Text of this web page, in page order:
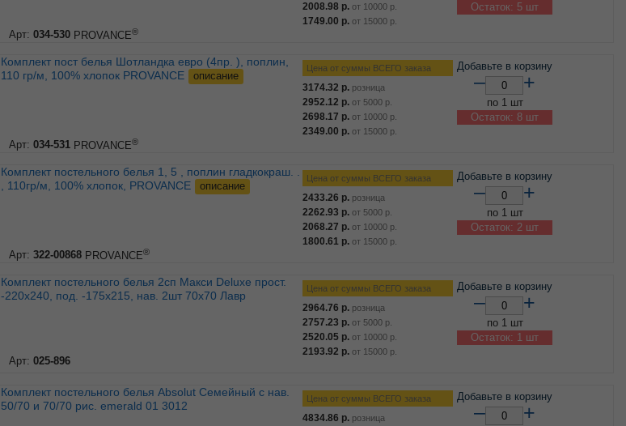
Арт: 034-530 PROVANCE®
2008.98 р. от 10000 р.
1749.00 р. от 15000 р.
Остаток: 5 шт
Комплект пост белья Шотландка евро (4пр. ), поплин,
110 гр/м, 100% хлопок PROVANCE
описание
Арт: 034-531 PROVANCE®
Цена от суммы ВСЕГО заказа
3174.32 р. розница
2952.12 р. от 5000 р.
2698.17 р. от 10000 р.
2349.00 р. от 15000 р.
Добавьте в корзину
– +
по 1 шт
Остаток: 8 шт
Комплект постельного белья 1, 5 , поплин гладкокраш. .
, 110гр/м, 100% хлопок, PROVANCE
описание
Арт: 322-00868 PROVANCE®
Цена от суммы ВСЕГО заказа
2433.26 р. розница
2262.93 р. от 5000 р.
2068.27 р. от 10000 р.
1800.61 р. от 15000 р.
Добавьте в корзину
– +
по 1 шт
Остаток: 2 шт
Комплект постельного белья 2сп Макси Deluxe прост.
-220х240, под. -175х215, нав. 2шт 70х70 Лавр
Арт: 025-896
Цена от суммы ВСЕГО заказа
2964.76 р. розница
2757.23 р. от 5000 р.
2520.05 р. от 10000 р.
2193.92 р. от 15000 р.
Добавьте в корзину
– +
по 1 шт
Остаток: 1 шт
Комплект постельного белья Absolut Семейный с нав.
50/70 и 70/70 рис. emerald 01 3012
Цена от суммы ВСЕГО заказа
4834.86 р. розница
Добавьте в корзину
– +